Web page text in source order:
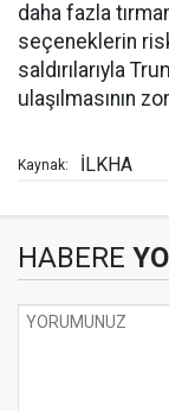
daha fazla
seçeneklerin
saldırılarıyla
ulaşılmasının
Kaynak: İLKHA
HABERE